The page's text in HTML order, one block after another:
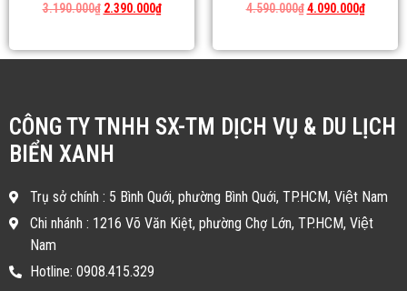
3.190.000₫ 2.390.000₫
4.590.000₫ 4.090.000₫
CÔNG TY TNHH SX-TM DỊCH VỤ & DU LỊCH
BIỂN XANH
Trụ sở chính : 5 Bình Quới, phường Bình Quới, TP.HCM, Việt Nam
Chi nhánh : 1216 Võ Văn Kiệt, phường Chợ Lớn, TP.HCM, Việt
Nam
Hotline: 0908.415.329